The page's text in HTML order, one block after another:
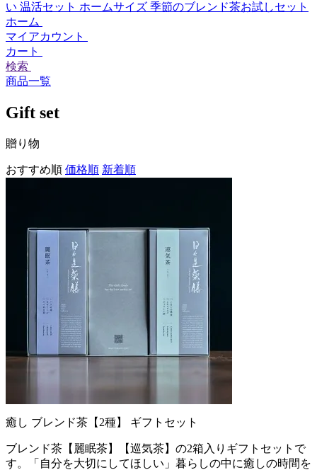
い 温活セット ホームサイズ 季節のブレンド茶お試しセット
ホーム
マイアカウント
カート
検索
商品一覧
Gift set
贈り物
おすすめ順 価格順 新着順
癒し ブレンド茶【2種】 ギフトセット
ブレンド茶【麗眠茶】【巡気茶】の2箱入りギフトセットで
す。「自分を大切にしてほしい」暮らしの中に癒しの時間を